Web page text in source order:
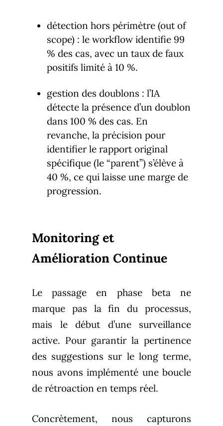
détection hors périmètre (out of
scope) : le workflow identifie 99
% des cas, avec un taux de faux
positifs limité à 10 %.
gestion des doublons : l’IA
détecte la présence d’un doublon
dans 100 % des cas. En
revanche, la précision pour
identifier le rapport original
spécifique (le “parent”) s’élève à
40 %, ce qui laisse une marge de
progression.
Monitoring et
Amélioration Continue
Le passage en phase beta ne
marque pas la fin du processus,
mais le début d’une surveillance
active. Pour garantir la pertinence
des suggestions sur le long terme,
nous avons implémenté une boucle
de rétroaction en temps réel.
Concrètement, nous capturons